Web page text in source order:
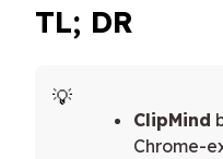
TL; DR
ClipMind
Chrome-